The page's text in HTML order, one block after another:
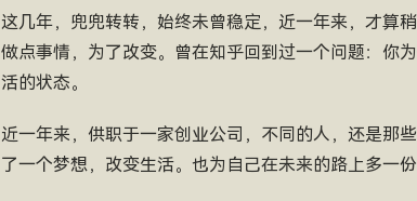
这几年，兜兜转转，始终未曾稳定，近一年来，才算
做点事情，为了改变。曾在知乎回到过一个问题：你
活的状态。
近一年来，供职于一家创业公司，不同的人，还是那
了一个梦想，改变生活。也为自己在未来的路上多一份